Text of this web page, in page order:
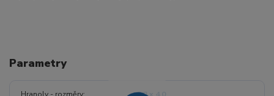
Parametry